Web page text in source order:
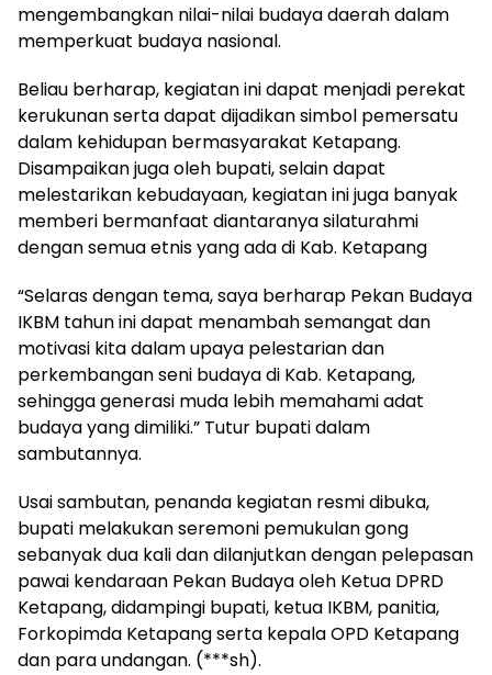
mengembangkan nilai-nilai budaya daerah dalam
memperkuat budaya nasional.
Beliau berharap, kegiatan ini dapat menjadi perekat
kerukunan serta dapat dijadikan simbol pemersatu
dalam kehidupan bermasyarakat Ketapang.
Disampaikan juga oleh bupati, selain dapat
melestarikan kebudayaan, kegiatan ini juga banyak
memberi bermanfaat diantaranya silaturahmi
dengan semua etnis yang ada di Kab. Ketapang
“Selaras dengan tema, saya berharap Pekan Budaya
IKBM tahun ini dapat menambah semangat dan
motivasi kita dalam upaya pelestarian dan
perkembangan seni budaya di Kab. Ketapang,
sehingga generasi muda lebih memahami adat
budaya yang dimiliki.” Tutur bupati dalam
sambutannya.
Usai sambutan, penanda kegiatan resmi dibuka,
bupati melakukan seremoni pemukulan gong
sebanyak dua kali dan dilanjutkan dengan pelepasan
pawai kendaraan Pekan Budaya oleh Ketua DPRD
Ketapang, didampingi bupati, ketua IKBM, panitia,
Forkopimda Ketapang serta kepala OPD Ketapang
dan para undangan. (***sh).